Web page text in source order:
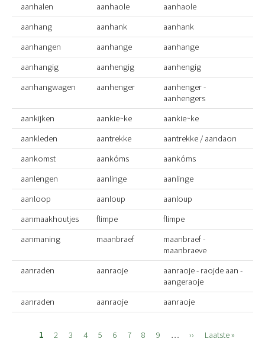
aanhalen
aanhaole
aanhaole
aanhang
aanhank
aanhank
aanhangen
aanhange
aanhange
aanhangig
aanhengig
aanhengig
aanhangwagen
aanhenger
aanhenger -
aanhengers
aankijken
aankie~ke
aankie~ke
aankleden
aantrekke
aantrekke / aandaon
aankomst
aankóms
aankóms
aanlengen
aanlinge
aanlinge
aanloop
aanloup
aanloup
aanmaakhoutjes
flimpe
flimpe
aanmaning
maanbraef
maanbraef -
maanbraeve
aanraden
aanraoje
aanraoje - raojde aan -
aangeraoje
aanraden
aanraoje aanraoje
PaginatiePage
1 Page
2 Page
3 Page
4 Page
5 Page
6 Page
7 Page
8 Page
9 …
Volgende
››
Laatste
Laatste »